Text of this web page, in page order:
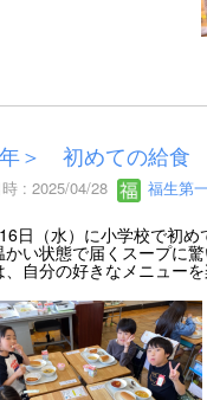
＞ 初めての給食
: 2025/04/28 福生第
日（水）に小学校で初め
かい状態で届くスープに
、自分の好きなメニューを